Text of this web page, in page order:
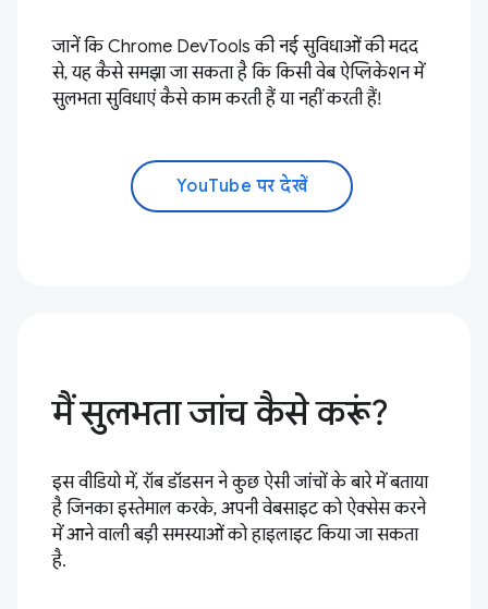
जानें कि Chrome DevTools की नई सुविधाओं की मदद
से, यह कैसे समझा जा सकता है कि किसी वेब ऐप्लिकेशन में
सुलभता सुविधाएं कैसे काम करती हैं या नहीं करती हैं!
YouTube पर देखें
मैं सुलभता जांच कैसे करूं?
इस वीडियो में, रॉब डॉडसन ने कुछ ऐसी जांचों के बारे में बताया
है जिनका इस्तेमाल करके, अपनी वेबसाइट को ऐक्सेस करने
में आने वाली बड़ी समस्याओं को हाइलाइट किया जा सकता
है.